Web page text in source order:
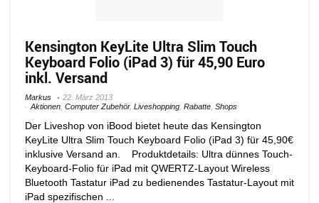
Kensington KeyLite Ultra Slim Touch
Keyboard Folio (iPad 3) für 45,90 Euro
inkl. Versand
Markus
22. März 2013
Aktionen Computer Zubehör, Liveshopping Rabatte Shops
Der Liveshop von iBood bietet heute das Kensington
KeyLite Ultra Slim Touch Keyboard Folio (iPad 3) für 45,90€
inklusive Versand an. Produktdetails: Ultra dünnes Touch-
Keyboard-Folio für iPad mit QWERTZ-Layout Wireless
Bluetooth Tastatur iPad zu bedienendes Tastatur-Layout mit
iPad spezifischen ...